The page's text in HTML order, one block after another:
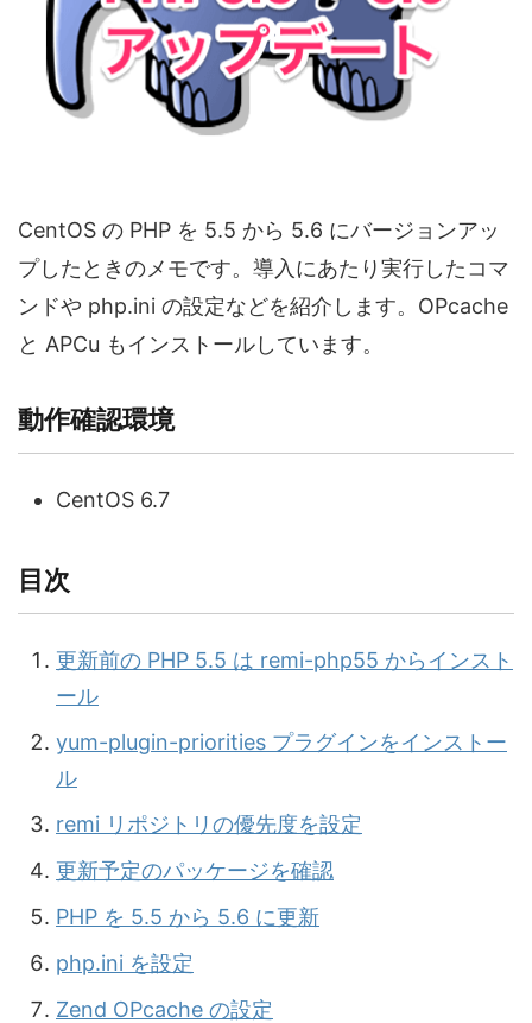
CentOS の PHP を 5.5 から 5.6 にバージョンアッ
プしたときのメモです。導入にあたり実行したコマ
ンドや php.ini の設定などを紹介します。OPcache
と APCu もインストールしています。
動作確認環境
CentOS 6.7
目次
更新前の PHP 5.5 は remi-php55 からインスト
ール
yum-plugin-priorities プラグインをインストー
ル
remi リポジトリの優先度を設定
更新予定のパッケージを確認
PHP を 5.5 から 5.6 に更新
php.ini を設定
Zend OPcache の設定